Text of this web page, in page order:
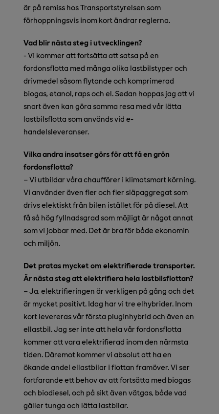
är på remiss hos Transportstyrelsen som
förhoppningsvis inom kort ändrar reglerna.
Vad blir nästa steg i utvecklingen?
- Vi kommer att fortsätta att satsa på en
fordonsflotta med många olika lastbilstyper och
drivmedel såsom flytande och komprimerad
biogas, etanol, raps och el. Sedan hoppas jag att vi
snart även kan göra samma resa med vår lätta
lastbilsflotta som används vid e-
handelsleveranser.
Vilka andra insatser görs för att få en grön
fordonsflotta?
– Vi utbildar våra chaufförer i klimatsmart körning.
Vi använder även fler och fler släpaggregat som
drivs elektiskt från bilen istället för på diesel. Att
få så hög fyllnadsgrad som möjligt är något annat
som vi jobbar med. Det är bra för både ekonomin
och miljön.
Det pratas mycket om elektrifierade transporter.
Är nästa steg att elektrifiera hela lastbilsflottan?
– Ja, elektrifieringen är verkligen på gång och det
är mycket positivt. Idag har vi tre elhybrider. Inom
kort levereras vår första pluginhybrid och även en
ellastbil. Jag ser inte att hela vår fordonsflotta
kommer att vara elektrifierad inom den närmsta
tiden. Däremot kommer vi absolut att ha en
ökande andel ellastbilar i flottan framöver. Vi ser
fortfarande ett behov av att fortsätta med biogas
och biodiesel, och på sikt även vätgas, både vad
gäller tunga och lätta lastbilar.